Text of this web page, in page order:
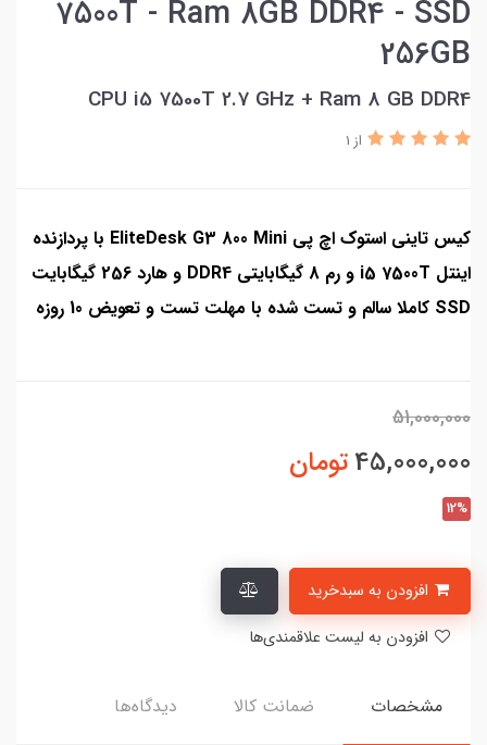
7500T - Ram 8GB DDR4 - SSD
256GB
CPU i5 7500T 2.7 GHz + Ram 8 GB DDR4
از 1
کیس تاینی استوک اچ پی EliteDesk G3 800 Mini با پردازنده
اینتل i5 7500T و رم 8 گیگابایتی DDR4 و هارد 256 گیگابایت
SSD کاملا سالم و تست شده با مهلت تست و تعویض 10 روزه
51,000,000
45,000,000تومان
12%
مشخصات ضمانت کالا دیدگاه‌ها